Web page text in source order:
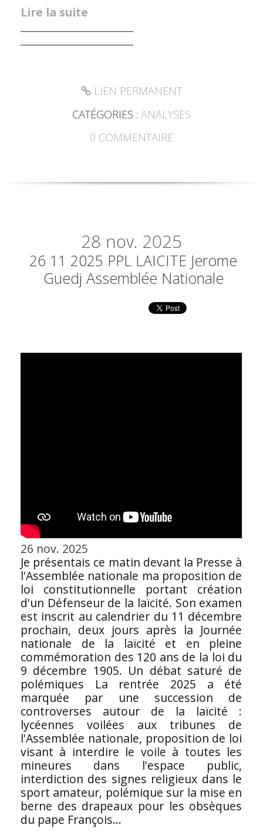
Lire la suite
LIEN PERMANENT
CATÉGORIES : ANALYSES
0 COMMENTAIRE
28 nov. 2025
26 11 2025 PPL LAICITE Jerome
Guedj Assemblée Nationale
26 nov. 2025
Je présentais ce matin devant la Presse à
l'Assemblée nationale ma proposition de
loi constitutionnelle portant création
d'un Défenseur de la laïcité. Son examen
est inscrit au calendrier du 11 décembre
prochain, deux jours après la Journée
nationale de la laïcité et en pleine
commémoration des 120 ans de la loi du
9 décembre 1905. Un débat saturé de
polémiques La rentrée 2025 a été
marquée par une succession de
controverses autour de la laïcité :
lycéennes voilées aux tribunes de
l'Assemblée nationale, proposition de loi
visant à interdire le voile à toutes les
mineures dans l'espace public,
interdiction des signes religieux dans le
sport amateur, polémique sur la mise en
berne des drapeaux pour les obsèques
du pape François...